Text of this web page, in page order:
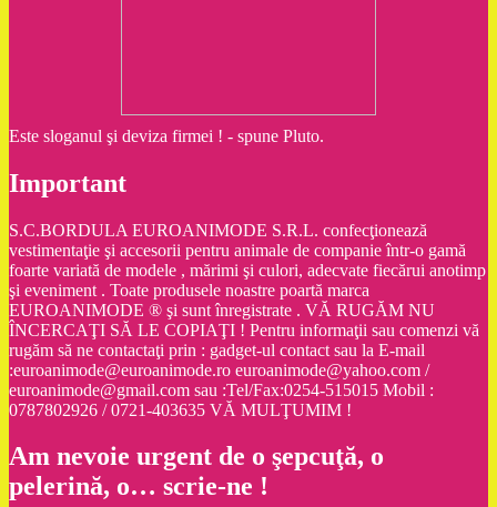
Este sloganul şi deviza firmei ! - spune Pluto.
Important
S.C.BORDULA EUROANIMODE S.R.L. confecţionează
vestimentaţie şi accesorii pentru animale de companie într-o gamă
foarte variată de modele , mărimi şi culori, adecvate fiecărui anotimp
şi eveniment . Toate produsele noastre poartă marca
EUROANIMODE ® şi sunt înregistrate . VĂ RUGĂM NU
ÎNCERCAŢI SĂ LE COPIAŢI ! Pentru informaţii sau comenzi vă
rugăm să ne contactaţi prin : gadget-ul contact sau la E-mail
:euroanimode@euroanimode.ro euroanimode@yahoo.com /
euroanimode@gmail.com sau :Tel/Fax:0254-515015 Mobil :
0787802926 / 0721-403635 VĂ MULŢUMIM !
Am nevoie urgent de o şepcuţă, o
pelerină, o… scrie-ne !